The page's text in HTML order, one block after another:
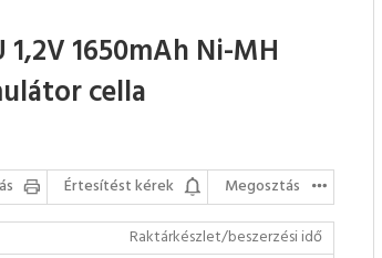
1,2V 1650mAh Ni-MH
cella
Értesítést kérek
Megosztás
Raktárkészlet/beszerzési idő